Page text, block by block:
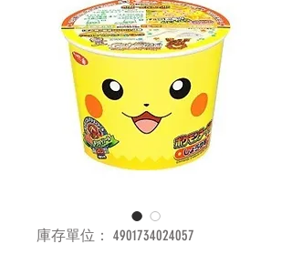
庫存單位： 4901734024057